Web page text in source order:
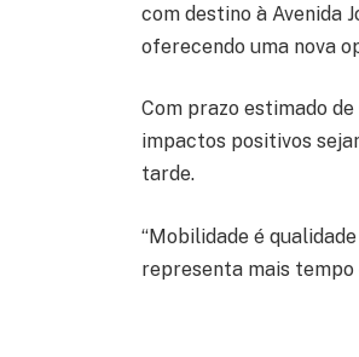
com destino à Avenida
oferecendo uma nova
Com prazo estimado
impactos positivos
tarde.
“Mobilidade é
representa mais tempo